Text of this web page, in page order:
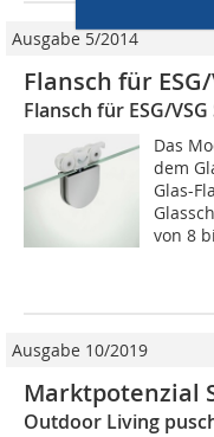
Ausgabe 5/2014
Flansch für
Flansch für ESG/
Das
dem
Glas-
von 8
Ausgabe 10/2019
Marktpotenzial
Outdoor Living